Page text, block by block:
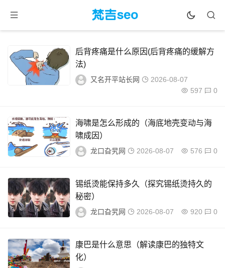
后背疼痛是什么原因(后背疼痛的缓解方
法)
又名开平站长网
2026-08-07
597
0
海啸是怎么形成的（海底地壳变动与海
啸成因）
龙口旮旯网 2026-08-07 576 0
锡纸烫能保持多久（探究锡纸烫持久的
秘密）
龙口旮旯网 2026-08-07 920 0
康巴是什么意思（解读康巴的独特文
化）